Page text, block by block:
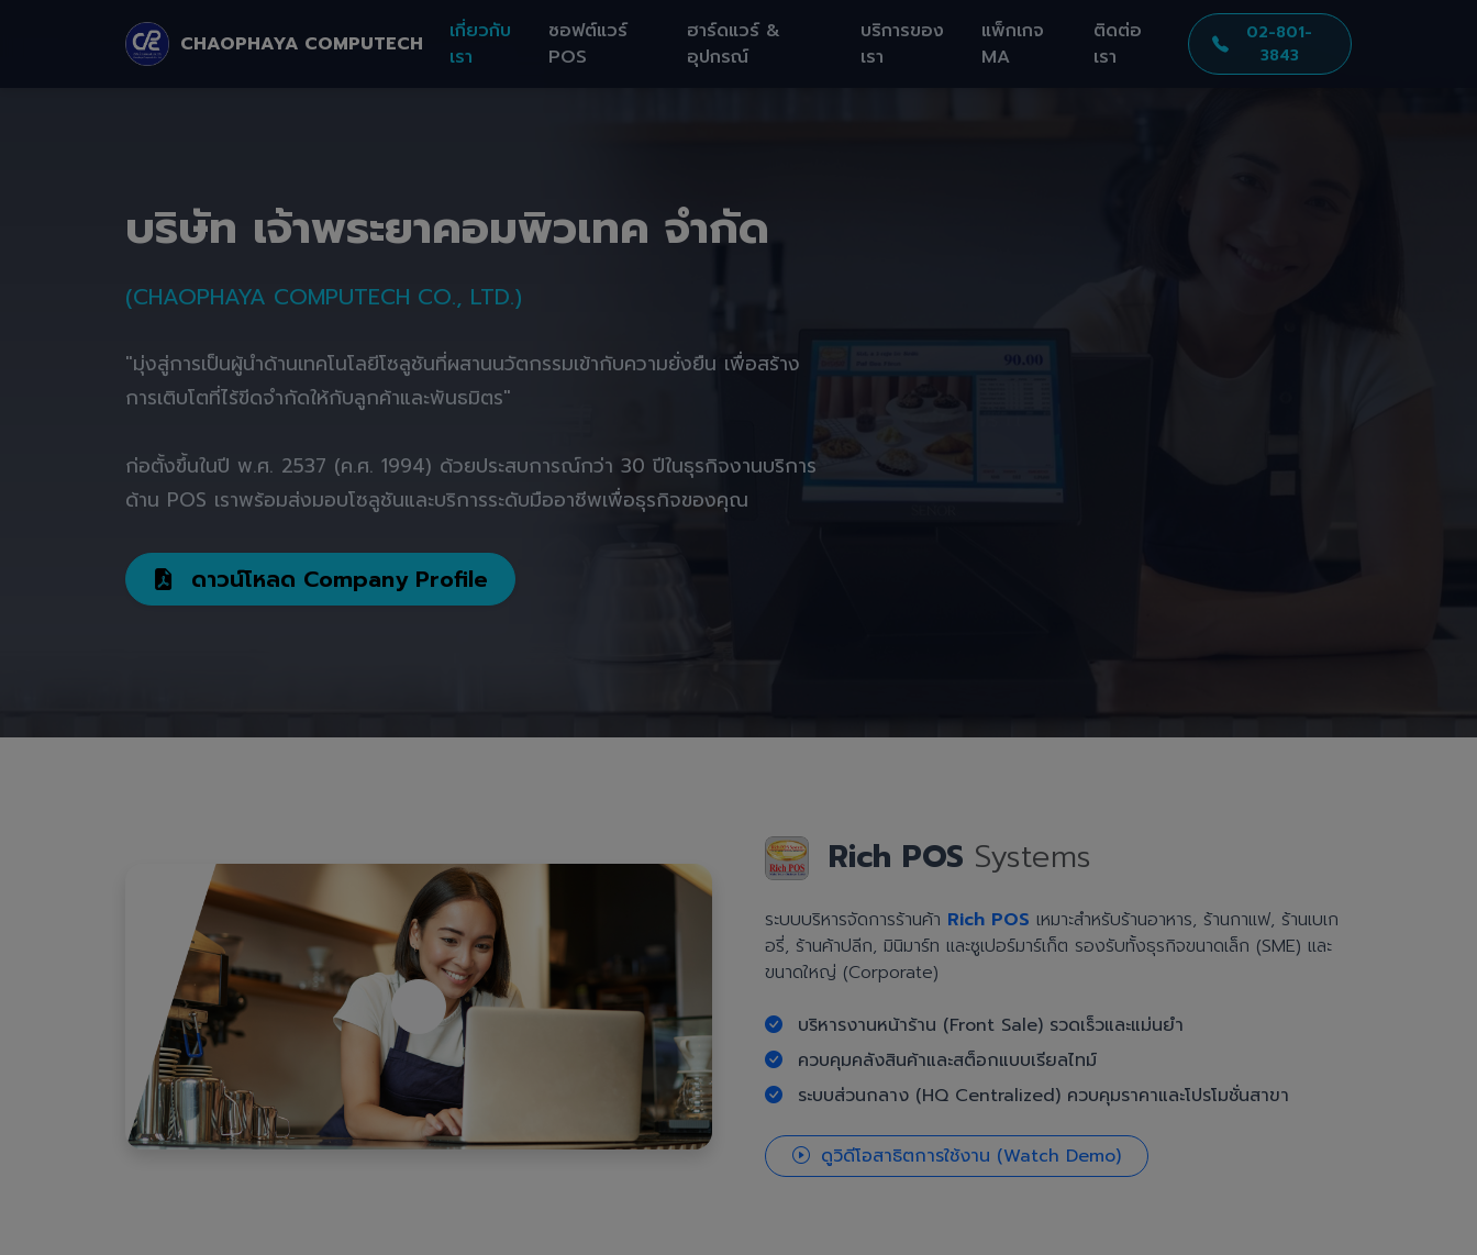
CHAOPHAYA COMPUTECH
เกี่ยวกับ
เรา
ซอฟต์แวร์
POS
ฮาร์ดแวร์ &
อุปกรณ์
บริการของ
เรา
แพ็กเกจ
MA
ติดต่อ
เรา
02-801-
3843
บริษัท เจ้าพระยาคอมพิวเทค จำกัด
(CHAOPHAYA COMPUTECH CO., LTD.)
"มุ่งสู่การเป็นผู้นำด้านเทคโนโลยีโซลูชันที่ผสานนวัตกรรมเข้ากับความยั่งยืน เพื่อสร้าง
การเติบโตที่ไร้ขีดจำกัดให้กับลูกค้าและพันธมิตร"
ก่อตั้งขึ้นในปี พ.ศ. 2537 (ค.ศ. 1994) ด้วยประสบการณ์กว่า 30 ปีในธุรกิจงานบริการ
ด้าน POS เราพร้อมส่งมอบโซลูชันและบริการระดับมืออาชีพเพื่อธุรกิจของคุณ
ดาวน์โหลด Company Profile
Rich POS Systems
ระบบบริหารจัดการร้านค้า Rich POS เหมาะสำหรับร้านอาหาร, ร้านกาแฟ, ร้านเบเก
อรี่, ร้านค้าปลีก, มินิมาร์ท และซูเปอร์มาร์เก็ต รองรับทั้งธุรกิจขนาดเล็ก (SME) และ
ขนาดใหญ่ (Corporate)
บริหารงานหน้าร้าน (Front Sale) รวดเร็วและแม่นยำ
ควบคุมคลังสินค้าและสต็อกแบบเรียลไทม์
ระบบส่วนกลาง (HQ Centralized) ควบคุมราคาและโปรโมชั่นสาขา
ดูวิดีโอสาธิตการใช้งาน (Watch Demo)